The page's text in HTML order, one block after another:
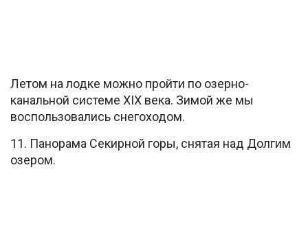
Летом на лодке можно пройти по озерно-
канальной системе XIX века. Зимой же мы
воспользовались снегоходом.
11. Панорама Секирной горы, снятая над Долгим
озером.